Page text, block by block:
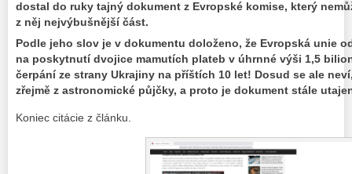
dostal do ruky tajný dokument z Evropské komise, který
z něj nejvýbušnější část.
Podle jeho slov je v dokumentu doloženo, že Evropská unie
na poskytnutí dvojice mamutích plateb v úhrnné výši 1,5
čerpání ze strany Ukrajiny na příštích 10 let! Dosud se ale
zřejmě z astronomické půjčky, a proto je dokument stále
Koniec citácie z článku.